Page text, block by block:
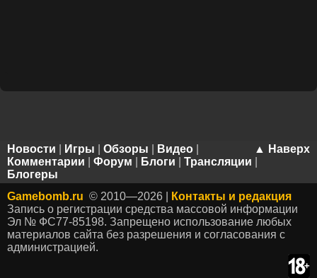
▲ Наверх
Новости Игры Обзоры Видео
Комментарии
Форум Блоги Трансляции
Блогеры
Gamebomb.ru © 2010—2026 |
Контакты и редакция
Запись о регистрации средства массовой информации
Эл № ФС77-85198. Запрещено использование любых
материалов сайта без разрешения и согласования с
администрацией.